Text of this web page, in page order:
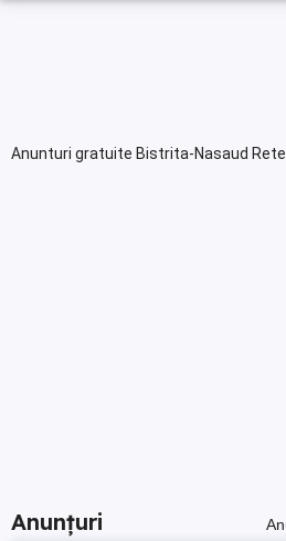
Anunturi gratuite Bistrita-Nasaud
Anunțuri